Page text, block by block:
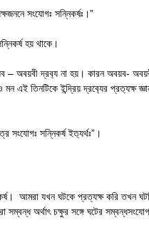
সংযোগঃ সন্নিকর্ষঃ।”
হয় থাকে।
– অবয়বী দ্রব‍্য না হয়। কারন অবয়ব-
এই তিনটিকে ইন্দ্রিয় দ্রব‍্যের প্রত‍্যক্ষ
সংযোগঃ সন্নিকর্ষ ইত‍্যর্থঃ”।
আমরা যখন ঘটকে প্রত্যক্ষ করি তখন
সম্বন্ধ অর্থাৎ চক্ষুর সঙ্গে ঘটের